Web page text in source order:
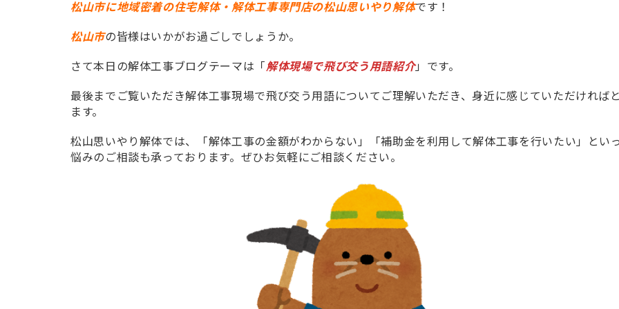
松山市に地域密着の住宅解体・解体工事専門店の松山思いやり解体です！
松山市の皆様はいかがお過ごしでしょうか。
さて本日の解体工事ブログテーマは「解体現場で飛び交う用語紹介」です。
最後までご覧いただき解体工事現場で飛び交う用語についてご理解いただき、身近に感じていただければ
ます。
松山思いやり解体では、「解体工事の金額がわからない」「補助金を利用して解体工事を行いたい」とい
悩みのご相談も承っております。ぜひお気軽にご相談ください。